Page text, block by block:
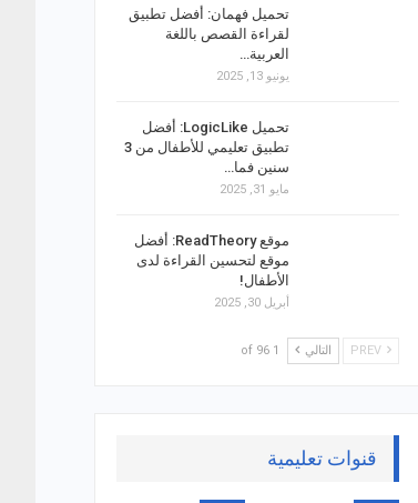
تحميل فهمان: أفضل تطبيق
لقراءة القصص باللغة
العربية…
يونيو 13, 2025
تحميل LogicLike: أفضل
تطبيق تعليمي للأطفال من 3
سنين فما…
مايو 31, 2025
موقع ReadTheory: أفضل
موقع لتحسين القراءة لدى
الأطفال!
أبريل 30, 2025
التالي 1 of 96
قنوات تعليمية